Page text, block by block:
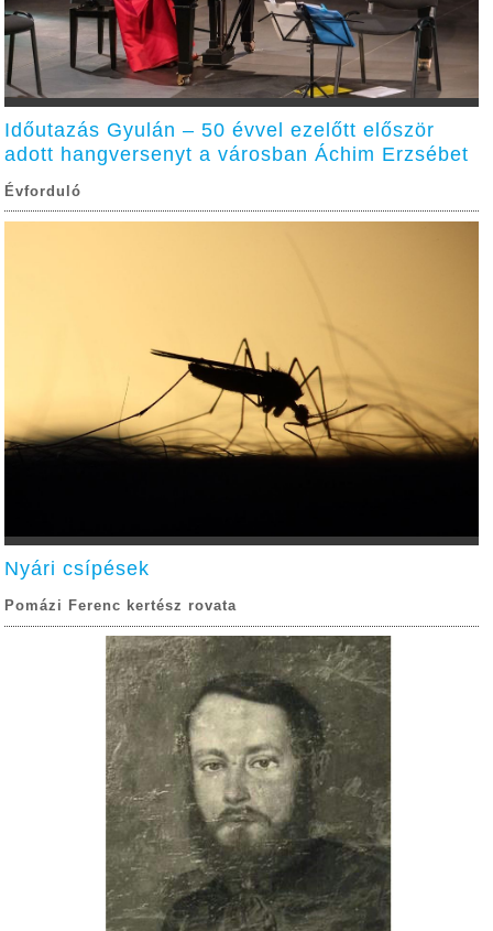
Időutazás Gyulán – 50 évvel ezelőtt először
adott hangversenyt a városban Áchim Erzsébet
Évforduló
Nyári csípések
Pomázi Ferenc kertész rovata